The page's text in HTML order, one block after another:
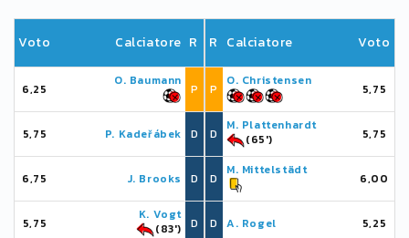
Voto Calciatore R
6,25
O. Baumann
P
5,75 P. Kadeřábek D
6,75 J. Brooks D
5,75
K. Vogt
(83')
D
R Calciatore Voto
P
O. Christensen
5,75
D
M. Plattenhardt
(65')
5,75
D
M. Mittelstädt
6,00
D A. Rogel 5,25